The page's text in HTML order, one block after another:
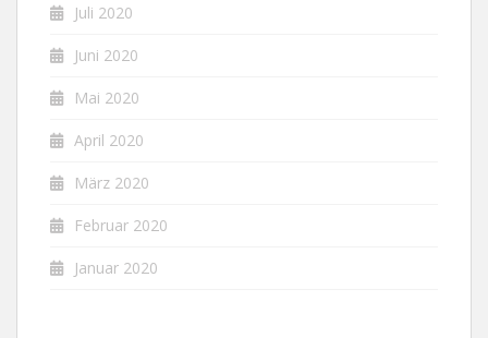
Juli 2020
Juni 2020
Mai 2020
April 2020
März 2020
Februar 2020
Januar 2020